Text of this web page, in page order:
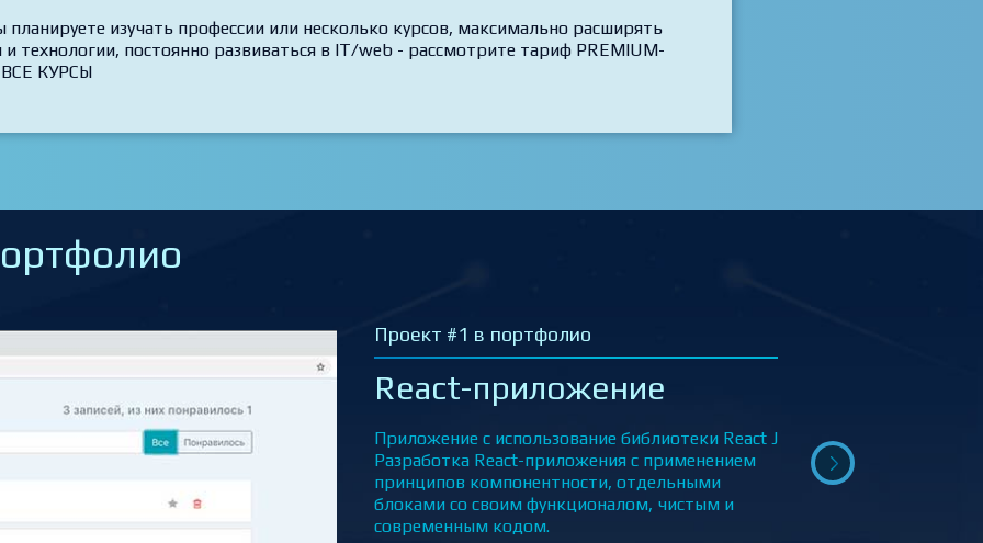
планируете изучать профессии или несколько курсов, максимально расширять
и технологии, постоянно развиваться в IT/web - рассмотрите тариф PREMIUM-
ВСЕ КУРСЫ
Проект #2 в портфолио
React-приложение Game
of Thrones DB – база
данных по Вселенной
Игры Престолов